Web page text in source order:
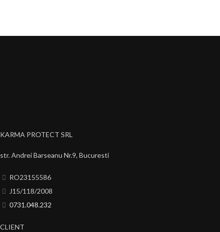
KARMA PROTECT SRL
str. Andrei Barseanu Nr.9, Bucuresti
RO23155586
J15/118/2008
0731.048.232
CLIENT